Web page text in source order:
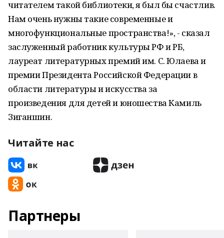
читателем такой библиотеки, я был бы счастлив.
Нам очень нужны такие современные и
многофункциональные пространства!», - сказал
заслуженный работник культуры РФ и РБ,
лауреат литературных премий им. С. Юлаева и
премии Президента Российской Федерации в
области литературы и искусства за
произведения для детей и юношества Камиль
Зиганшин.
Читайте нас
Партнеры